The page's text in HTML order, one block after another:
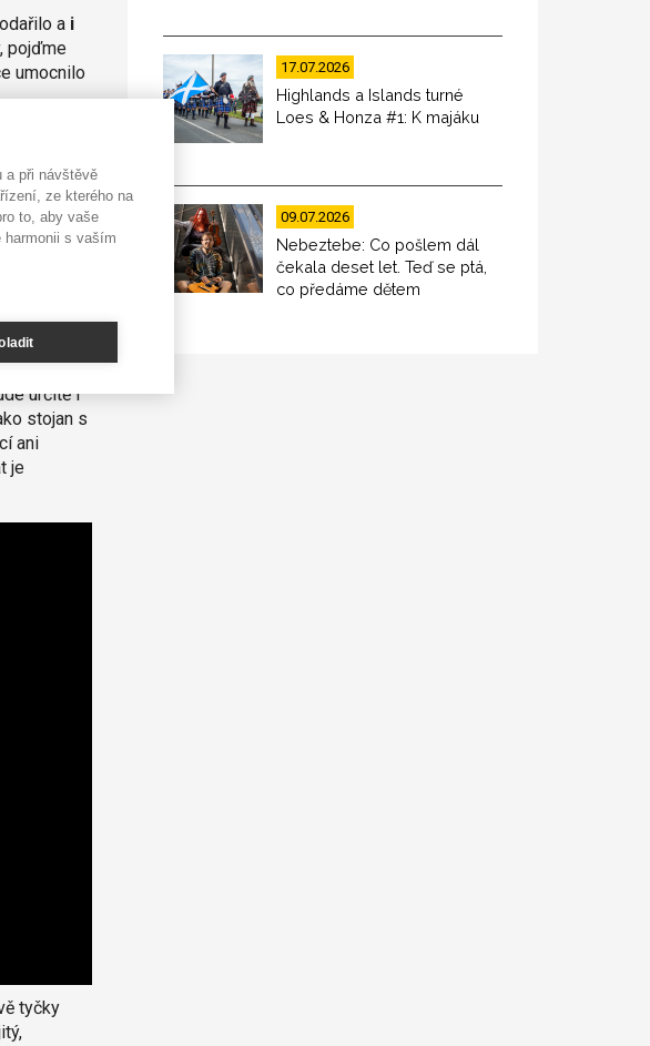
a i
pojďme
umocnilo
zde jsem
platí, že
přeznění.
a zvonivý
určitě i
stojan s
ani
je
tyčky
17.07.2026
Highlands a Islands turné
Loes & Honza #1: K majáku
09.07.2026
Nebeztebe: Co pošlem dál
čekala deset let. Teď se ptá,
co předáme dětem
a při návštěvě
ze kterého na
to, aby vaše
harmonii s vaším